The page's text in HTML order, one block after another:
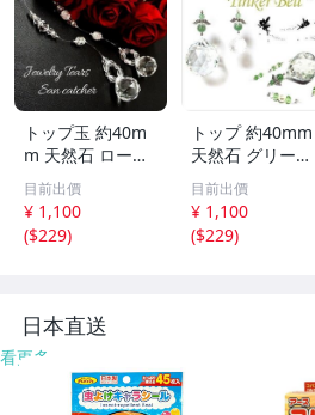
トップ玉 約40m
m 天然石 ローズ
ジュエリー Tears
サンキャッチャー
パワーストーン
アクセサリー イ
目前出價
¥ 1,100
($229)
トップ 約40mm
天然石 グリーン
アベンチュリン T
inker Bell 妖精の
サンキャッチャー
パワーストーン
目前出價
¥ 1,100
($229)
日本直送
看更多